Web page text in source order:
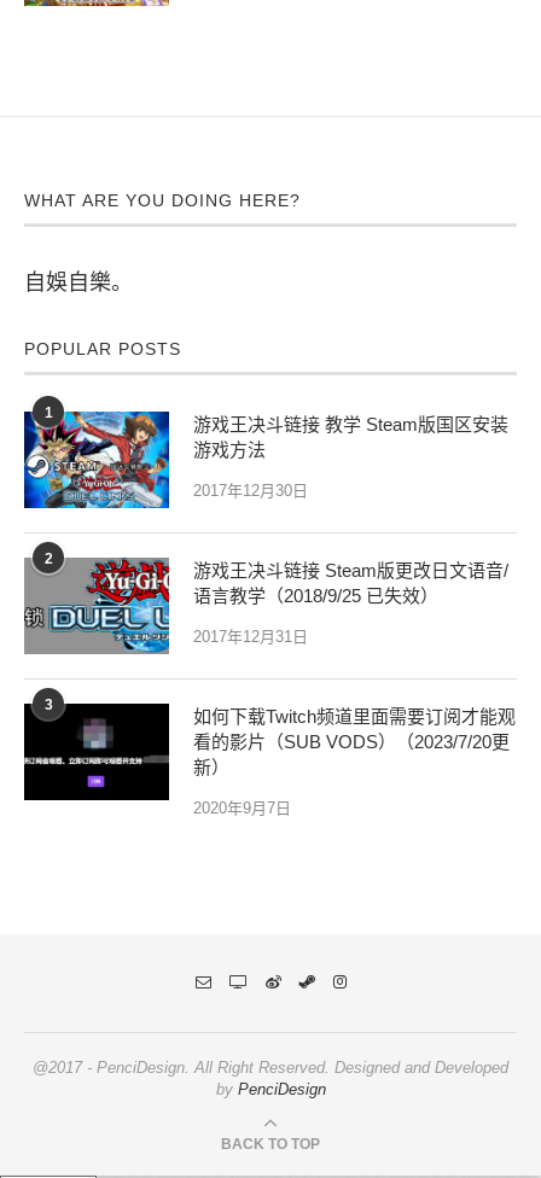
WHAT ARE YOU DOING HERE?
自娛自樂。
POPULAR POSTS
1
游戏王决斗链接 教学 Steam版国区安装
游戏方法
2017年12月30日
2
游戏王决斗链接 Steam版更改日文语音/
语言教学（2018/9/25 已失效）
2017年12月31日
3
如何下载Twitch频道里面需要订阅才能观
看的影片（SUB VODS）（2023/7/20更
新）
2020年9月7日
@2017 - PenciDesign. All Right Reserved. Designed and Developed
by PenciDesign
BACK TO TOP